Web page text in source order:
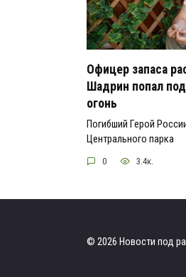
Офицер запаса
Шадрин попал
огонь
Погибший Герой
Центрального парка
0 3.4к.
© 2026 Новости под